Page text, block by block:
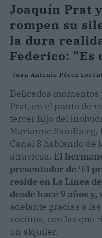
Joaquín Prat
rompen su
la dura
Federico: "Es
Juan Antonio Pérez
Delicados
Prat, en el punto de
tercer hijo del
Marianne Sandberg,
Canal 8 hablando de
atraviesa. El
presentador de 'El
reside en La Línea
desde hace 9 años
adelante gracias a
vecinos, con las que
un alquiler.